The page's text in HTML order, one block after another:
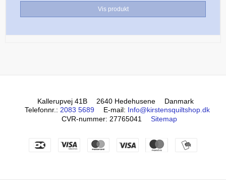
Vis produkt
Kallerupvej 41B 2640 Hedehusene
Danmark
Telefonnr.: 2083 5689 E-mail: Info@kirstensquiltshop.dk
CVR-nummer: 27765041 Sitemap